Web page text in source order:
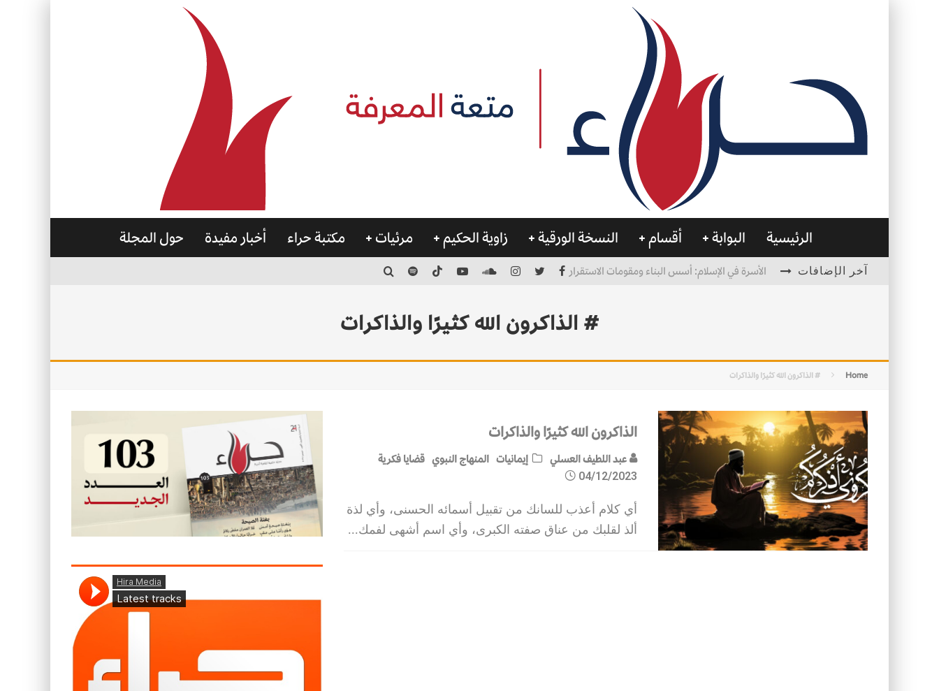
الرئيسية البوابة أقسام النسخة الورقية زاوية الحكيم مرئيات مكتبة حراء أخبار مفيدة حول المجلة
آخر الإضافات الأسرة في الإسلام: أسس البناء ومقومات الاستقرار
# الذاكرون الله كثيرًا والذاكرات
Home # الذاكرون الله كثيرًا والذاكرات
الذاكرون الله كثيرًا والذاكرات
عبد اللطيف العسلي إيمانيات المنهاج النبوي قضايا فكرية
04/12/2023
أي كلام أعذب للسانك من تقبيل أسمائه الحسنى، وأي لذة
ألذ لقلبك من عناق صفته الكبرى، وأي اسم أشهى لفمك...